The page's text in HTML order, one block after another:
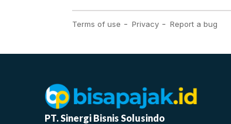
PT. Sinergi Bisnis Solusindo